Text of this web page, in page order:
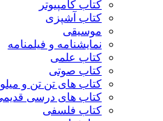
کتاب کامپیوتر
کتاب آشپزی
موسیقی
نمایشنامه و فیلمنامه
کتاب علمی
کتاب صوتی
کتاب های تن تن و میلو
کتاب های درسی
کتاب فلسفی